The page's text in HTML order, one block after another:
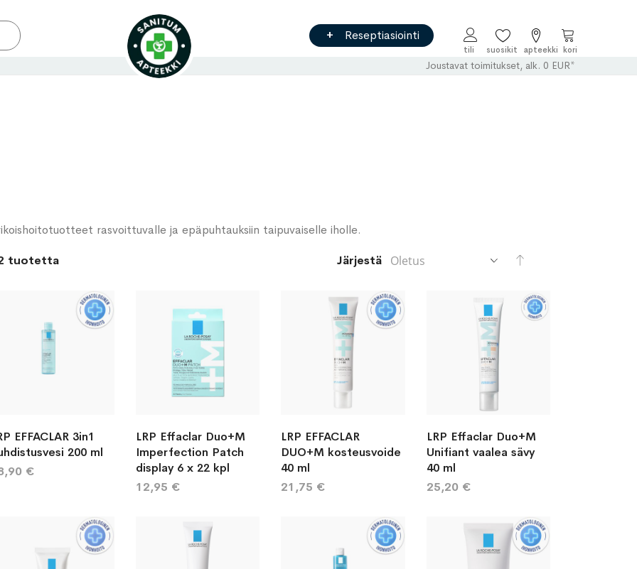
Reseptiasiointi
Ostoskori
Joustavat toimitukset, alk. 0 EUR*
rasvoittuvalle ja epäpuhtauksiin taipuvaiselle iholle.
tuotetta Järjestä
järjestykseen
EFFACLAR 3in1
200 ml
€
LRP Effaclar Duo+M
Imperfection Patch
display 6 x 22 kpl
12,95 €
LRP EFFACLAR
DUO+M kosteusvoide
40 ml
21,75 €
LRP Effaclar Duo+M
Unifiant vaalea sävy
40 ml
25,20 €